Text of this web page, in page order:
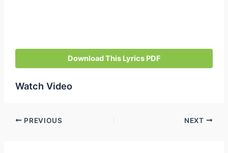
Download This Lyrics PDF
Watch Video
Post
PREVIOUS NEXT